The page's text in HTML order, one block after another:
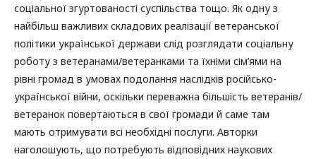
соціальної згуртованості суспільства тощо. Як одну з
найбільш важливих складових реалізації ветеранської
політики української держави слід розглядати соціальну
роботу з ветеранами/ветеранками та їхніми сім’ями на
рівні громад в умовах подолання наслідків російсько-
української війни, оскільки переважна більшість ветеранів/
ветеранок повертаються в свої громади й саме там
мають отримувати всі необхідні послуги. Авторки
наголошують, що потребують відповідних наукових